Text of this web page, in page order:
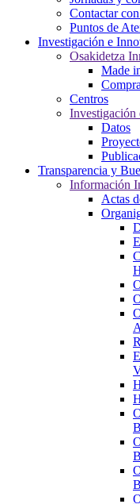
Contactar
Puntos de
Investigación e
Osakidetza
Made
Centros
Investigación
Datos
Transparencia y
Información
Actas